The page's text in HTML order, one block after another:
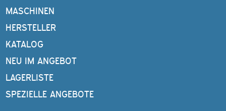
MASCHINEN
HERSTELLER
KATALOG
NEU IM ANGEBOT
LAGERLISTE
SPEZIELLE ANGEBOTE